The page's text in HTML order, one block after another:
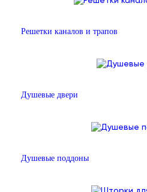
Решетки каналов и трапов
Душевые двери
Душевые поддоны